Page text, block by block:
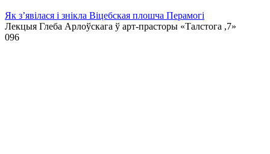
Як з’явілася і знікла Віцебская плошча Перамогі
Лекцыя Глеба Арлоўскага ў арт-прасторы «Талстога ,7»
096